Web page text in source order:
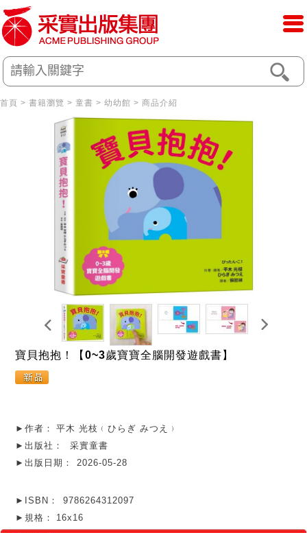
首頁 > 書籍瀏覽 > 童書 > 幼幼館 > 商品介紹
寶貝抱抱！【0~3歲寶寶全腦開發遊戲書】
►作者：
平木 光枝﹙ひらぎ みつえ﹚
►出版社：
采實童書
►出版日期：
2026-05-28
►ISBN：
9786264312097
►規格：
16x16